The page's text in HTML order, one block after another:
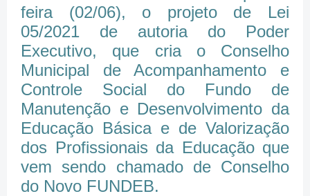
feira (02/06), o projeto de Lei
05/2021 de autoria do Poder
Executivo, que cria o Conselho
Municipal de Acompanhamento e
Controle Social do Fundo de
Manutenção e Desenvolvimento da
Educação Básica e de Valorização
dos Profissionais da Educação que
vem sendo chamado de Conselho
do Novo FUNDEB.